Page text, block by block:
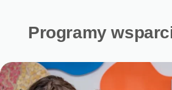
Programy